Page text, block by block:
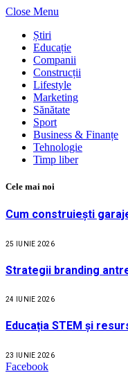
Close Menu
Știri
Educație
Companii
Construcții
Lifestyle
Marketing
Sănătate
Sport
Business & Finanțe
Tehnologie
Timp liber
Cele mai noi
Cum construiești
25 IUNIE 2026
Strategii branding
24 IUNIE 2026
Educația STEM și
23 IUNIE 2026
Facebook